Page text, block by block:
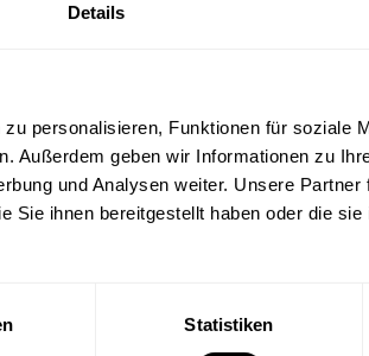
Details
personalisieren, Funktionen für soziale
Außerdem geben wir Informationen zu
und Analysen weiter. Unsere Partner
Sie ihnen bereitgestellt haben oder die
Statistiken
als
Flexibilität gerne in der
und eine
ab